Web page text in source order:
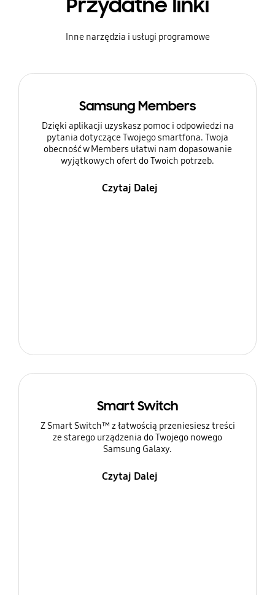
Przydatne linki
Inne narzędzia i usługi programowe
Samsung Members
Dzięki aplikacji uzyskasz pomoc i odpowiedzi na
pytania dotyczące Twojego smartfona. Twoja
obecność w Members ułatwi nam dopasowanie
wyjątkowych ofert do Twoich potrzeb.
Czytaj Dalej
Smart Switch
Z Smart Switch™ z łatwością przeniesiesz treści
ze starego urządzenia do Twojego nowego
Samsung Galaxy.
Czytaj Dalej